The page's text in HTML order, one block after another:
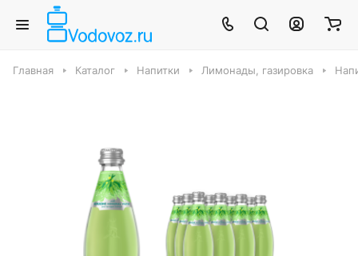
Главная Каталог Напитки Лимонады, газировка